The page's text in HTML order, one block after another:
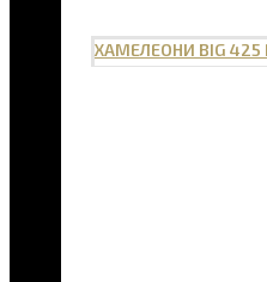
ХАМЕЛЕОНИ BIG 425